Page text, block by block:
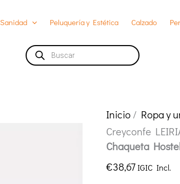
Sanidad Peluquería y Estética Calzado
Búsqueda
de
Inicio / Ropa y
Creyconfe
Chaqueta
€38,67IGIC Incl.